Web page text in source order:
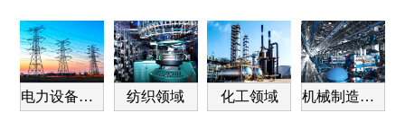
电力设备领域 纺织领域 化工领域 机械制造领域